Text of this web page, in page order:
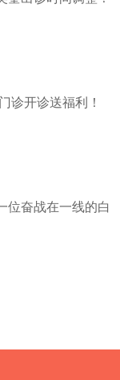
诊开诊送福利！
位奋战在一线的白